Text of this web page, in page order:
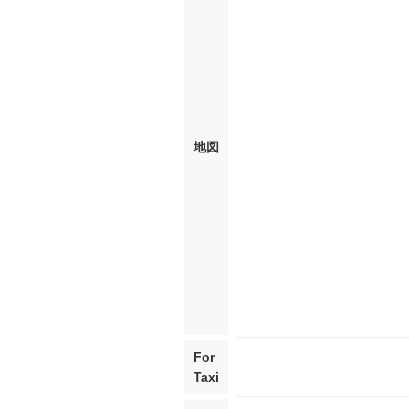
地図
For
Taxi